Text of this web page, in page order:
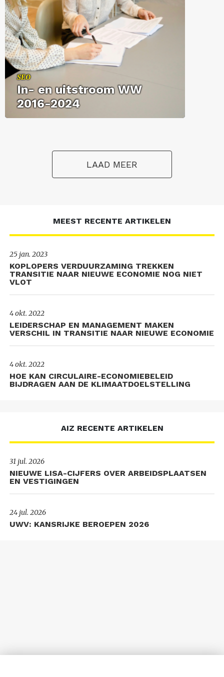
SEO
In- en uit­stroom WW
2016-2024
LAAD MEER
MEEST RECENTE ARTIKELEN
25 jan. 2023
KOPLOPERS VERDUURZAMING TREKKEN
TRANSITIE NAAR NIEUWE ECONOMIE NOG NIET
VLOT
4 okt. 2022
LEIDERSCHAP EN MANAGEMENT MAKEN
VERSCHIL IN TRANSITIE NAAR NIEUWE ECONOMIE
4 okt. 2022
HOE KAN CIRCULAIRE-ECONOMIEBELEID
BIJDRAGEN AAN DE KLIMAATDOELSTELLING
AIZ RECENTE ARTIKELEN
31 jul. 2026
NIEUWE LISA-CIJFERS OVER ARBEIDSPLAATSEN
EN VESTIGINGEN
24 jul. 2026
UWV: KANSRIJKE BEROEPEN 2026